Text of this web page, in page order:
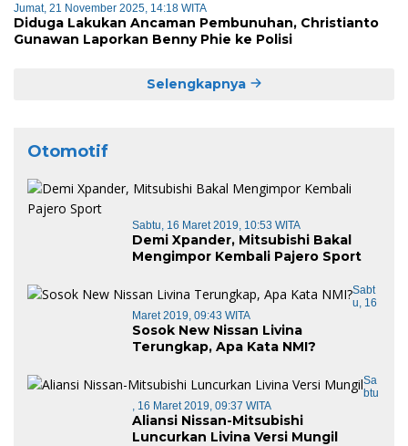
Jumat, 21 November 2025, 14:18 WITA
Diduga Lakukan Ancaman Pembunuhan, Christianto
Gunawan Laporkan Benny Phie ke Polisi
Selengkapnya
Otomotif
Sabtu, 16 Maret 2019, 10:53 WITA
Demi Xpander, Mitsubishi Bakal
Mengimpor Kembali Pajero Sport
Sabt
U, 16
Maret 2019, 09:43 WITA
Sosok New Nissan Livina
Terungkap, Apa Kata NMI?
Sa
Btu
, 16 Maret 2019, 09:37 WITA
Aliansi Nissan-Mitsubishi
Luncurkan Livina Versi Mungil